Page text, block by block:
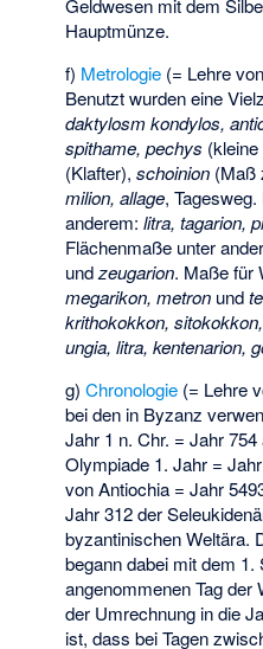
Geldwesen mit dem
Hauptmünze.
f) Metrologie(= Lehre
Benutzt wurden eine
daktylosm kondylos,
spithame, pechys (kleine
(Klafter), schoinion(Maß
milion, allage,
anderem: litra, tagarion,
Flächenmaße unter
undzeugarion. Maße für
megarikon, metronund
krithokokkon,
ungia, litra, kentenarion,
g) Chronologie(= Lehre
bei den in Byzanz
Jahr 1 n. Chr. = Jahr
Olympiade 1. Jahr =
von Antiochia = Jahr
Jahr 312 der
byzantinischen Weltära.
begann dabei mit dem 1.
angenommenen Tag der
der Umrechnung in die
ist, dass bei Tagen